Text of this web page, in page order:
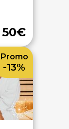
50€
Promo
-13%